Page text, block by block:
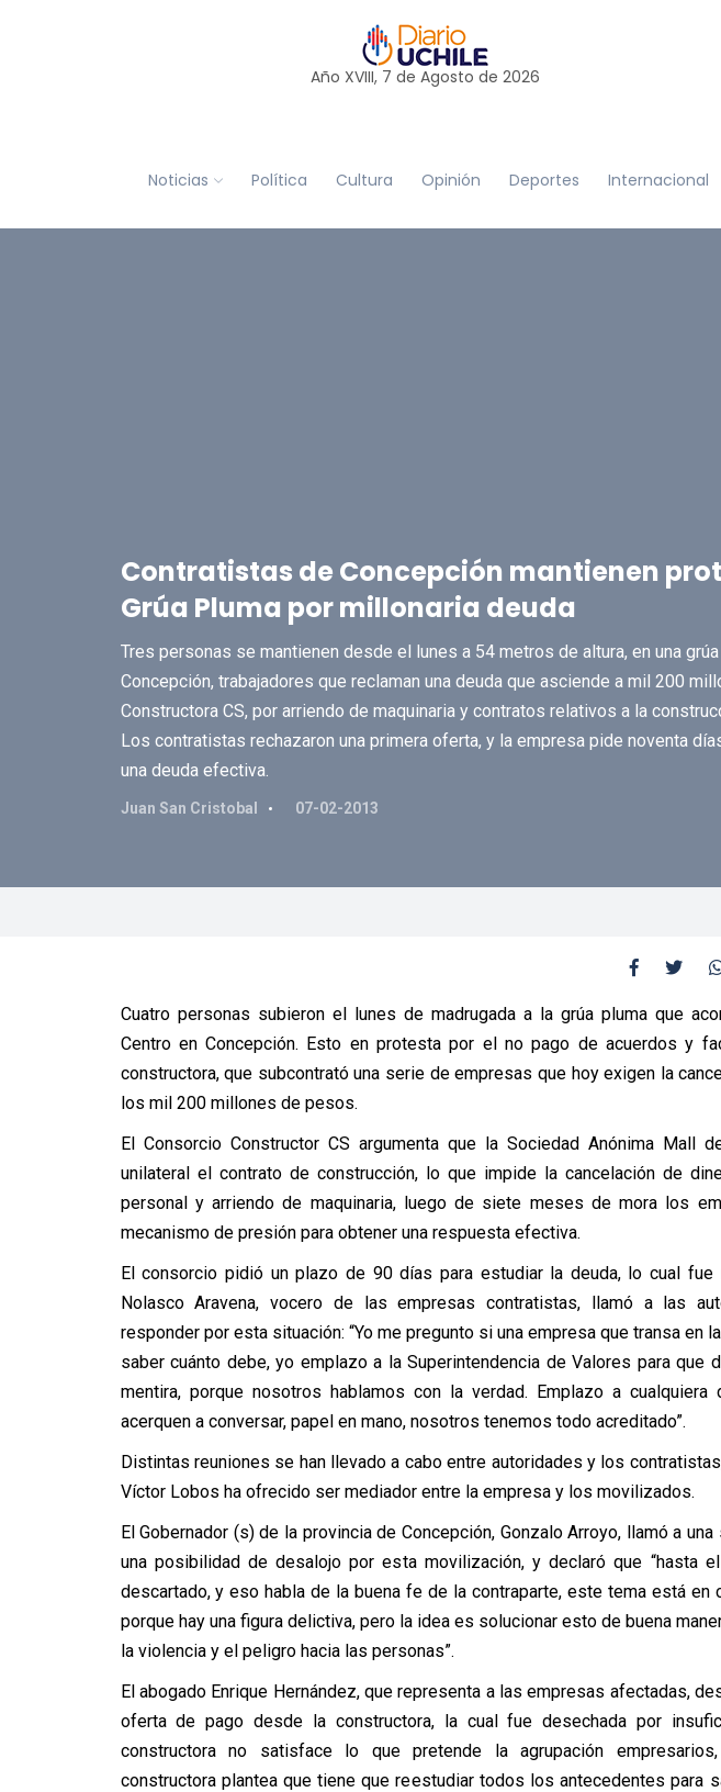
Año XVIII, 7 de Agosto de 2026
Noticias Política Cultura Opinión Deportes Internacional
Contratistas de Concepción mantienen
Grúa Pluma por millonaria deuda
Tres personas se mantienen desde el lunes a 54 metros de altura, en una
Concepción, trabajadores que reclaman una deuda que asciende a mil 200
Constructora CS, por arriendo de maquinaria y contratos relativos a la
Los contratistas rechazaron una primera oferta, y la empresa pide noventa
una deuda efectiva.
Juan San Cristobal 07-02-2013
Cuatro personas subieron el lunes de madrugada a la grúa pluma que
Centro en Concepción. Esto en protesta por el no pago de acuerdos y
constructora, que subcontrató una serie de empresas que hoy exigen la
los mil 200 millones de pesos.
El Consorcio Constructor CS argumenta que la Sociedad Anónima Mall
unilateral el contrato de construcción, lo que impide la cancelación de
personal y arriendo de maquinaria, luego de siete meses de mora los
mecanismo de presión para obtener una respuesta efectiva.
El consorcio pidió un plazo de 90 días para estudiar la deuda, lo cual
Nolasco Aravena, vocero de las empresas contratistas, llamó a las
responder por esta situación: “Yo me pregunto si una empresa que transa en
saber cuánto debe, yo emplazo a la Superintendencia de Valores para
mentira, porque nosotros hablamos con la verdad. Emplazo a
acerquen a conversar, papel en mano, nosotros tenemos todo acreditado”.
Distintas reuniones se han llevado a cabo entre autoridades y los
Víctor Lobos ha ofrecido ser mediador entre la empresa y los movilizados.
El Gobernador (s) de la provincia de Concepción, Gonzalo Arroyo, llamó a
una posibilidad de desalojo por esta movilización, y declaró que “hasta
descartado, y eso habla de la buena fe de la contraparte, este tema está
porque hay una figura delictiva, pero la idea es solucionar esto de buena
la violencia y el peligro hacia las personas”.
El abogado Enrique Hernández, que representa a las empresas afectadas,
oferta de pago desde la constructora, la cual fue desechada por
constructora no satisface lo que pretende la agrupación
constructora plantea que tiene que reestudiar todos los antecedentes para